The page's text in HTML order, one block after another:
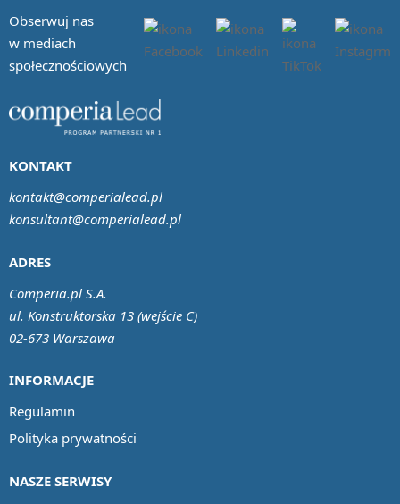
Obserwuj nas
w mediach
społecznościowych
INFORMACJE
Regulamin
Polityka prywatności
NASZE SERWISY
ADRES
Comperia.pl S.A.
ul. Konstruktorska 13 (wejście C)
02-673 Warszawa
KONTAKT
kontakt@comperialead.pl
konsultant@comperialead.pl